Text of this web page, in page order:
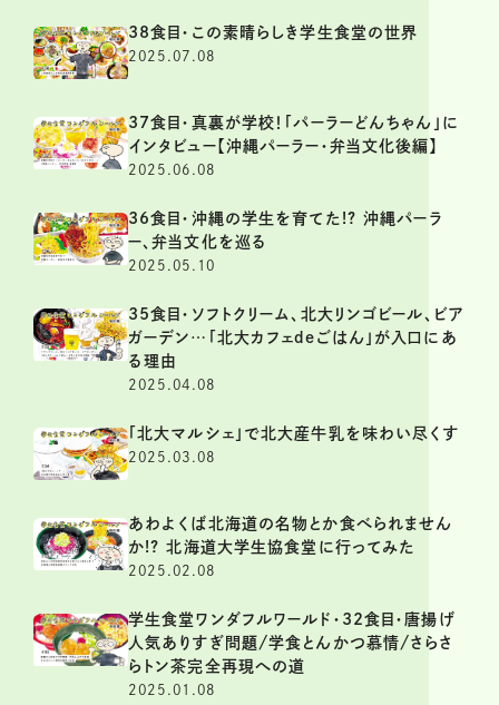
38食目・この素晴らしき学生食堂の世界
2025.07.08
37食目・真裏が学校！「パーラーどんちゃん」に
インタビュー【沖縄パーラー・弁当文化後編】
2025.06.08
36食目・沖縄の学生を育てた!? 沖縄パーラ
ー、弁当文化を巡る
2025.05.10
35食目・ソフトクリーム、北大リンゴビール、ビア
ガーデン…「北大カフェdeごはん」が入口にあ
る理由
2025.04.08
「北大マルシェ」で北大産牛乳を味わい尽くす
2025.03.08
あわよくば北海道の名物とか食べられません
か!? 北海道大学生協食堂に行ってみた
2025.02.08
学生食堂ワンダフルワールド・32食目・唐揚げ
人気ありすぎ問題/学食とんかつ慕情/さらさ
らトン茶完全再現への道
2025.01.08